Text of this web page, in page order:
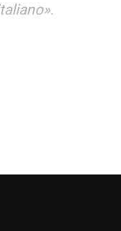
«Conosco la
su tutti